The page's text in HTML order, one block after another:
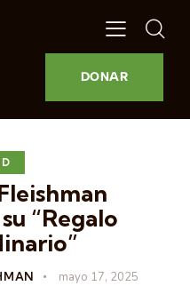
DONAR
“Regalo
mayo 17, 2025